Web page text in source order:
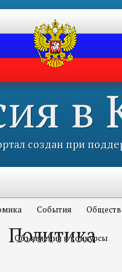
в
создан при
События
Объявления и конкурсы
Политика